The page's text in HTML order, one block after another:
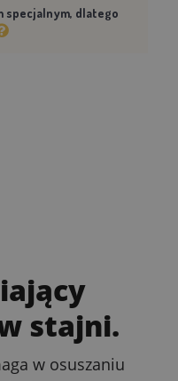
specjalnym, dlatego
stajni.
w osuszaniu